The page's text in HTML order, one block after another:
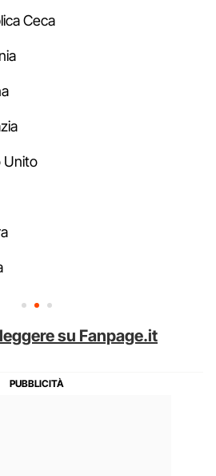
Ceca
Unito
su Fanpage.it